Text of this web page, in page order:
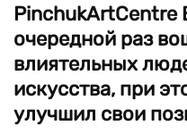
PinchukArtCentre
очередной раз
влиятельных
искусства, при
улучшил свои